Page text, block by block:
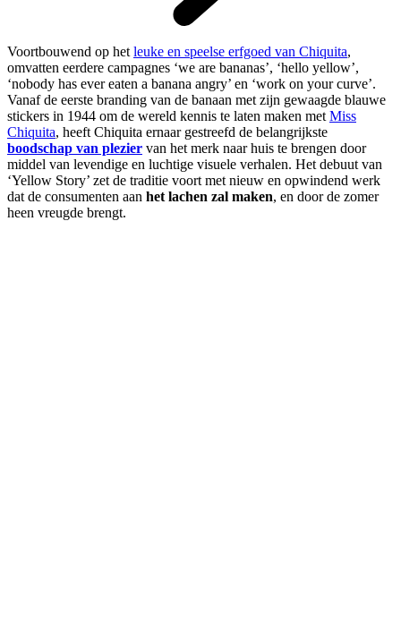
Voortbouwend op het leuke en speelse erfgoed van Chiquita,
omvatten eerdere campagnes ‘we are bananas’, ‘hello yellow’,
‘nobody has ever eaten a banana angry’ en ‘work on your curve’.
Vanaf de eerste branding van de banaan met zijn gewaagde blauwe
stickers in 1944 om de wereld kennis te laten maken met Miss
Chiquita, heeft Chiquita ernaar gestreefd de belangrijkste
boodschap van plezier van het merk naar huis te brengen door
middel van levendige en luchtige visuele verhalen. Het debuut van
‘Yellow Story’ zet de traditie voort met nieuw en opwindend werk
dat de consumenten aan het lachen zal maken, en door de zomer
heen vreugde brengt.